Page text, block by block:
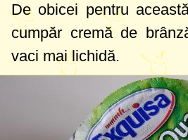
De obicei pentru
cumpăr cremă de
vaci mai lichidă.